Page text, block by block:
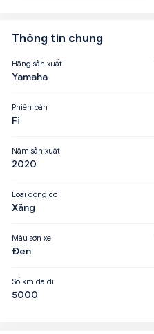
Thông tin chung
Hãng sản xuất
Yamaha
Phiên bản
Fi
Năm sản xuất
2020
Loại động cơ
Xăng
Màu sơn xe
Đen
Số km đã đi
5000